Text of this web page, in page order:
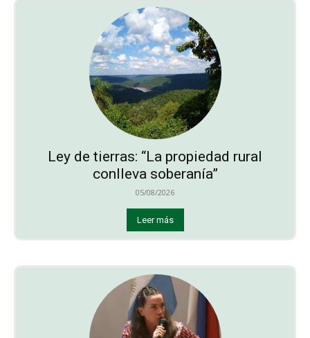
Ley de tierras: “La propiedad rural
conlleva soberanía”
05/08/2026
Leer más